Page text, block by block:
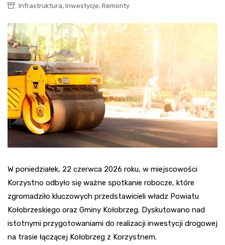
Infrastruktura, Inwestycje, Remonty
W poniedziałek, 22 czerwca 2026 roku, w miejscowości
Korzystno odbyło się ważne spotkanie robocze, które
zgromadziło kluczowych przedstawicieli władz Powiatu
Kołobrzeskiego oraz Gminy Kołobrzeg. Dyskutowano nad
istotnymi przygotowaniami do realizacji inwestycji drogowej
na trasie łączącej Kołobrzeg z Korzystnem.